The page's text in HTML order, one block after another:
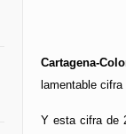
Cartagena-
lamentable cifra
Y esta cifra de